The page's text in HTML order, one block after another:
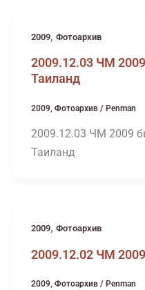
2009, Фотоархив
2009.12.03 ЧМ
Таиланд
2009, Фотоархив/ Penman
2009.12.03 ЧМ 2009
Таиланд
2009, Фотоархив
2009.12.02 ЧМ
2009, Фотоархив/ Penman